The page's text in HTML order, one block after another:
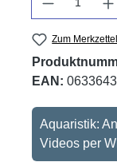
Zum
EAN:
Aquaristik:
Videos per